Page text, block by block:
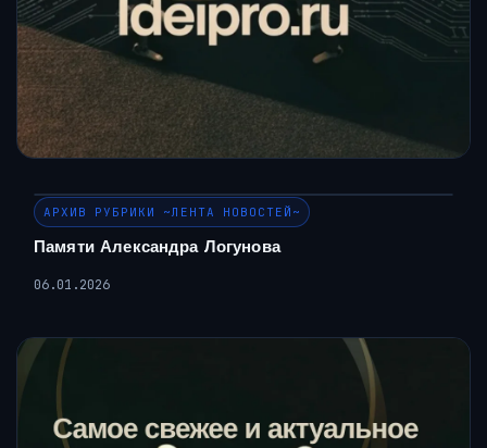
АРХИВ РУБРИКИ ~ЛЕНТА НОВОСТЕЙ~
Памяти Александра Логунова
06.01.2026